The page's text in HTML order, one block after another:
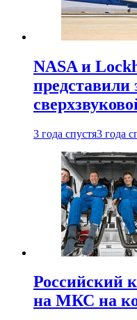
NASA и
3 года спустя3 года
Российский
на МКС на